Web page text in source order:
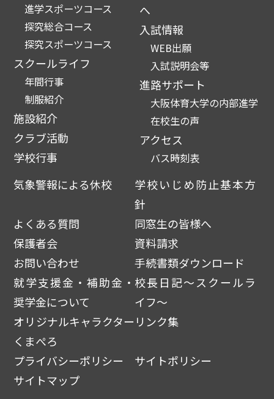
進学スポーツコース
探究総合コース
探究スポーツコース
スクールライフ
年間行事
制服紹介
施設紹介
クラブ活動
学校行事
へ
入試情報
WEB出願
入試説明会等
進路サポート
大阪体育大学の内部進学
在校生の声
アクセス
バス時刻表
気象警報による休校
学校いじめ防止基本方
針
よくある質問
同窓生の皆様へ
保護者会
資料請求
お問い合わせ
手続書類ダウンロード
就学支援金・補助金・
奨学金について
校長日記～スクールラ
イフ～
オリジナルキャラクター
くまぺろ
リンク集
プライバシーポリシー
サイトポリシー
サイトマップ